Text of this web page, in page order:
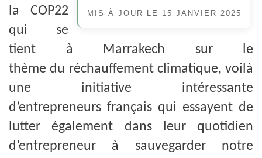
MIS À JOUR LE 15 JANVIER 2025
la COP22
qui se
tient à Marrakech sur le
thème du réchauffement climatique, voilà
une initiative intéressante
d’entrepreneurs français qui essayent de
lutter également dans leur quotidien
d’entrepreneur à sauvegarder notre